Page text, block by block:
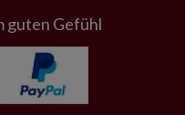
guten Gefühl